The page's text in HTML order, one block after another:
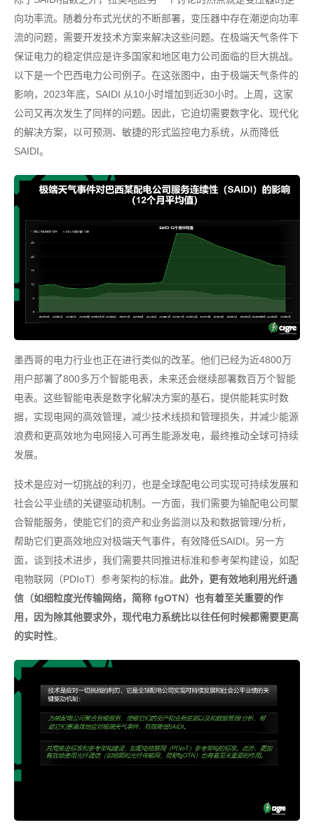
向功率流。随着分布式光伏的不断部署，变压器中存在潮逆向功率
流的问题，需要开发技术方案来解决这些问题。在极端天气条件下
保证电力的稳定供应是许多国家和地区电力公司面临的巨大挑战。
以下是一个巴西电力公司例子。在这张图中，由于极端天气条件的
影响，2023年底，SAIDI 从10小时增加到近30小时。上周，这家
公司又再次发生了同样的问题。因此，它迫切需要数字化、现代化
的解决方案，以可预测、敏捷的形式监控电力系统，从而降低
SAIDI。
墨西哥的电力行业也正在进行类似的改革。他们已经为近4800万
用户部署了800多万个智能电表，未来还会继续部署数百万个智能
电表。这些智能电表是数字化解决方案的基石，提供能耗实时数
据，实现电网的高效管理，减少技术线损和管理损失，并减少能源
浪费和更高效地为电网接入可再生能源发电，最终推动全球可持续
发展。
技术是应对一切挑战的利刃，也是全球配电公司实现可持续发展和
社会公平业绩的关键驱动机制。一方面，我们需要为输配电公司聚
合智能服务，使能它们的资产和业务监测以及和数据管理/分析，
帮助它们更高效地应对极端天气事件，有效降低SAIDI。另一方
面，谈到技术进步，我们需要共同推进标准和参考架构建设，如配
电物联网（PDIoT）参考架构的标准。 此外，更有效地利用光纤通
信（如细粒度光传输网络，简称 fgOTN）也有着至关重要的作
用，因为除其他要求外，现代电力系统比以往任何时候都需要更高
的实时性。